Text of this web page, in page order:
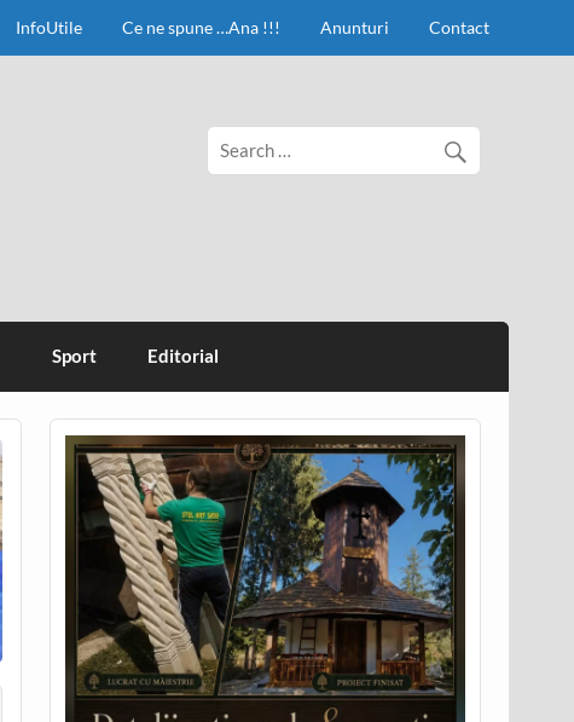
InfoUtile Ce ne spune …Ana !!! Anunturi Contact
Sport Editorial